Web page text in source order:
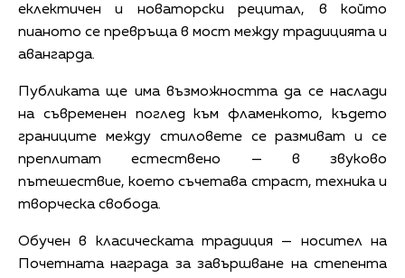
еклектичен и новаторски рецитал, в който
пианото се превръща в мост между традицията и
авангарда.
Публиката ще има възможността да се наслади
на съвременен поглед към фламенкото, където
границите между стиловете се размиват и се
преплитат естествено — в звуково
пътешествие, което съчетава страст, техника и
творческа свобода.
Обучен в класическата традиция — носител на
Почетната награда за завършване на степента